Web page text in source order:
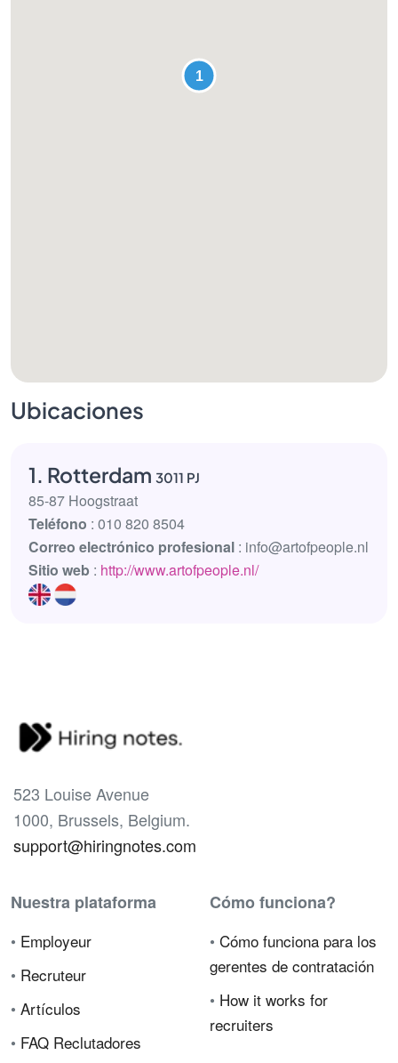
Ubicaciones
1. Rotterdam 3011 PJ
85-87 Hoogstraat
Teléfono : 010 820 8504
Correo electrónico profesional : info@artofpeople.nl
Sitio web : http://www.artofpeople.nl/
523 Louise Avenue
1000, Brussels, Belgium.
support@hiringnotes.com
Nuestra plataforma
• Employeur
• Recruteur
• Artículos
• FAQ Reclutadores
Cómo funciona?
• Cómo funciona para los
gerentes de contratación
• How it works for
recruiters